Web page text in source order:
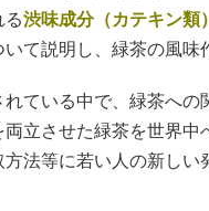
渋味成分（カテキン類）
て説明し、緑茶の風味
ている中で、緑茶への
立させた緑茶を世界中
法等に若い人の新しい